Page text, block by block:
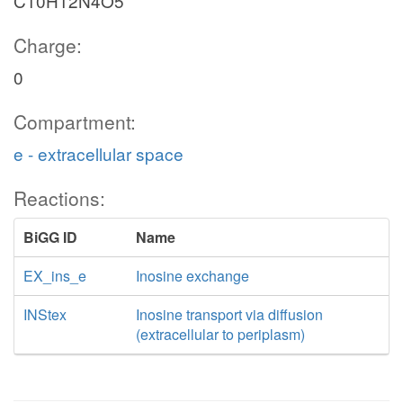
Charge:
0
Compartment:
e - extracellular space
Reactions:
BiGG ID
Name
EX_ins_e
Inosine exchange
INStex
Inosine transport via diffusion
(extracellular to periplasm)